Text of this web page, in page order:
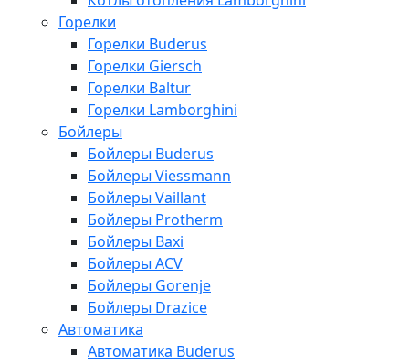
Горелки
Горелки Buderus
Горелки Giersch
Горелки Baltur
Горелки Lamborghini
Бойлеры
Бойлеры Buderus
Бойлеры Viessmann
Бойлеры Vaillant
Бойлеры Protherm
Бойлеры Baxi
Бойлеры ACV
Бойлеры Gorenje
Бойлеры Drazice
Автоматика
Автоматика Buderus